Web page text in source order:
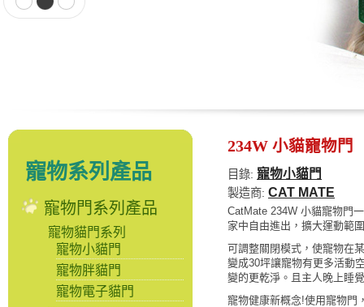
寵物系列產品
寵物門系列產品
寵物貓門系列
寵物小貓門
寵物胖貓門
寵物電子貓門
234W 小貓寵物門
目錄: 寵物小貓門
製造商: CAT MATE
CatMate 234W 小貓寵物門
家中自由進出，擴大運動範
可調整關閉模式，使寵物在
變成30坪讓寵物有更多活動
變的更乾淨。且主人晚上睡
寵物健康新概念!使用寵物門